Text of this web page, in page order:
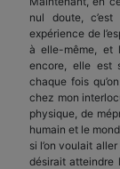
nul doute,
expérience de
à elle-même, et
encore, elle est
chaque fois
chez mon
physique, de
humain et le
si l’on voulait
désirait atteindre